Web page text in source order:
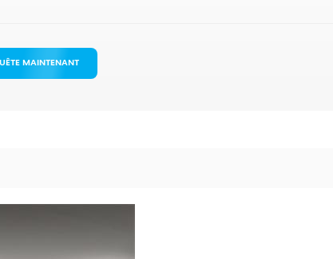
MAINTENANT